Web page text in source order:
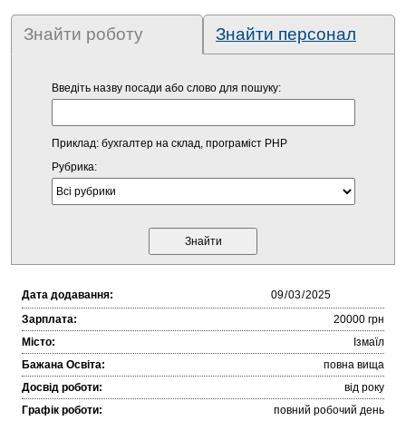
Знайти роботу Знайти персонал
Введіть назву посади або слово для пошуку:
Приклад: бухгалтер на склад, програміст PHP
Рубрика:
Дата додавання:
Зарплата:
20000 грн
Місто:
Ізмаїл
Бажана Освіта:
повна вища
Досвід роботи:
від року
Графік роботи:
повний робочий день